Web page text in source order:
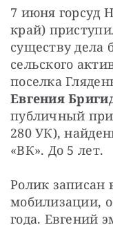
7 июня горсуд
край)
существу дела
сельского
Евгения
публичный
280 УК),
«ВК». До 5 лет.
Ролик записан
мобилизации,
года. Евгений